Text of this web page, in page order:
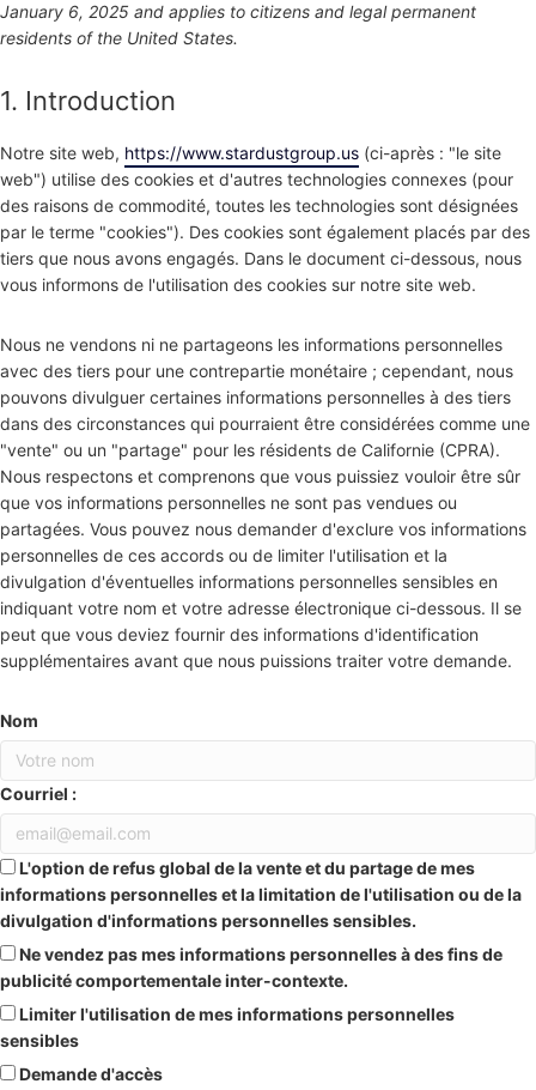
January 6, 2025 and applies to citizens and legal permanent
residents of the United States.
1. Introduction
Notre site web, https://www.stardustgroup.us (ci-après : "le site
web") utilise des cookies et d'autres technologies connexes (pour
des raisons de commodité, toutes les technologies sont désignées
par le terme "cookies"). Des cookies sont également placés par des
tiers que nous avons engagés. Dans le document ci-dessous, nous
vous informons de l'utilisation des cookies sur notre site web.
Nous ne vendons ni ne partageons les informations personnelles
avec des tiers pour une contrepartie monétaire ; cependant, nous
pouvons divulguer certaines informations personnelles à des tiers
dans des circonstances qui pourraient être considérées comme une
"vente" ou un "partage" pour les résidents de Californie (CPRA).
Nous respectons et comprenons que vous puissiez vouloir être sûr
que vos informations personnelles ne sont pas vendues ou
partagées. Vous pouvez nous demander d'exclure vos informations
personnelles de ces accords ou de limiter l'utilisation et la
divulgation d'éventuelles informations personnelles sensibles en
indiquant votre nom et votre adresse électronique ci-dessous. Il se
peut que vous deviez fournir des informations d'identification
supplémentaires avant que nous puissions traiter votre demande.
Nom
Courriel :
L'option de refus global de la vente et du partage de mes
informations personnelles et la limitation de l'utilisation ou de la
divulgation d'informations personnelles sensibles.
Ne vendez pas mes informations personnelles à des fins de
publicité comportementale inter-contexte.
Limiter l'utilisation de mes informations personnelles
sensibles
Demande d'accès